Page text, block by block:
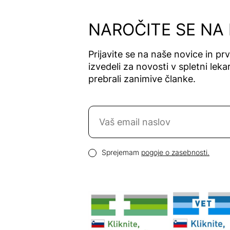
Alga Maris
Algea
Algena
Alhydran
Alkaloid
Allergika
Allergodil
Allpresan
Alter
Heideschäfer
Amos Vital
NAROČITE SE NA
Prijavite se na naše novice in
izvedeli za novosti v spletni
prebrali zanimive članke.
Naročite se na novice
Pogoji zasebnosti
Sprejemam pogoje o zasebnosti.